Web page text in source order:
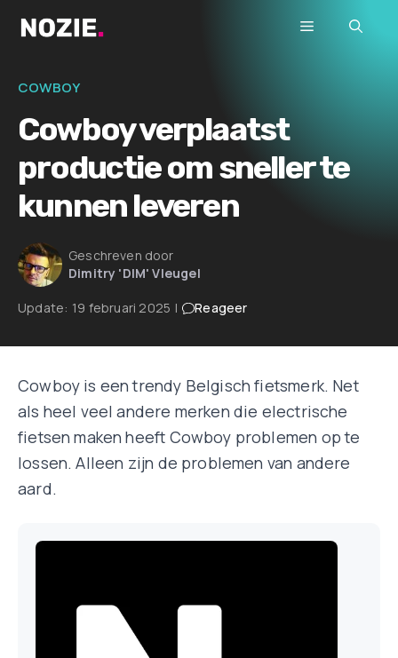
naar
inhoud
Menu
COWBOY
Cowboy verplaatst
productie om sneller te
kunnen leveren
Geschreven door
Dimitry 'DIM' Vleugel
Update: 19 februari 2025 | Reageer
Cowboy is een trendy Belgisch fietsmerk. Net
als heel veel andere merken die electrische
fietsen maken heeft Cowboy problemen op te
lossen. Alleen zijn de problemen van andere
aard.